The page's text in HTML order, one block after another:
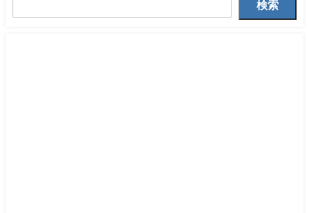
検索